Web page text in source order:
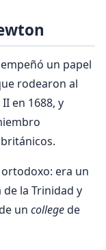
un papel
rodearon al
en 1688, y
era un
la Trinidad y
un collegede